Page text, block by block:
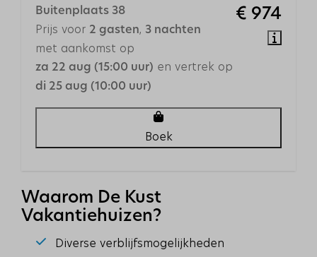
Houtkachel
Veiligheid
Horren
Buiten
Tuinmeubels
Parkeerplaats: 1
Terras: Niet overdekt
Ligging
€ 974
Buitenplaats 38
Prijs voor 2 gasten, 3 nachten
met aankomst op
za 22 aug (15:00 uur) en vertrek op
di 25 aug (10:00 uur)
Boek
Waarom De Kust
Vakantiehuizen?
Diverse verblijfsmogelijkheden